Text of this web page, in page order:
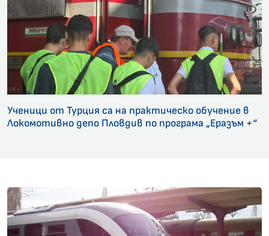
Ученици от Турция са на практическо обучение в
Локомотивно депо Пловдив по програма „Еразъм +“